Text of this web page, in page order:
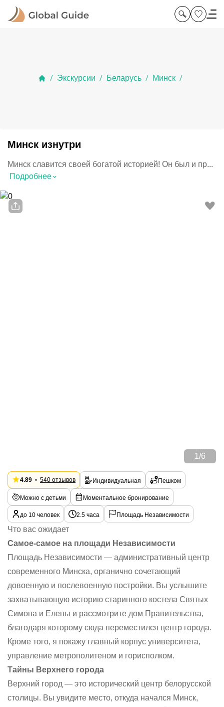
/ Экскурсии / Беларусь / Минск /
Минск изнутри
Минск славится своей богатой историей! Он был и пр...
Подробнее⌃
1 /6
4.89 540 отзывов Индивидуальная Пешком
Можно с детьми Моментальное бронирование
до 10 человек 2.5 часа Площадь Независимости
Что вас ожидает
Самое-самое на площади Независимости
Площадь Независимости — административный центр
современного Минска, органично сочетающий
довоенную и послевоенную постройки. Вы услышите
захватывающую историю старинного костела Святых
Симона и Елены и рассмотрите дом Правительства,
благодаря которому сюда переместился центр города.
Кроме того, я покажу главный корпус университета,
управление метрополитеном и горисполком.
Тайны Верхнего города
Верхний город — это исторический центр белорусской
столицы. Вы увидите место, откуда начался Минск,